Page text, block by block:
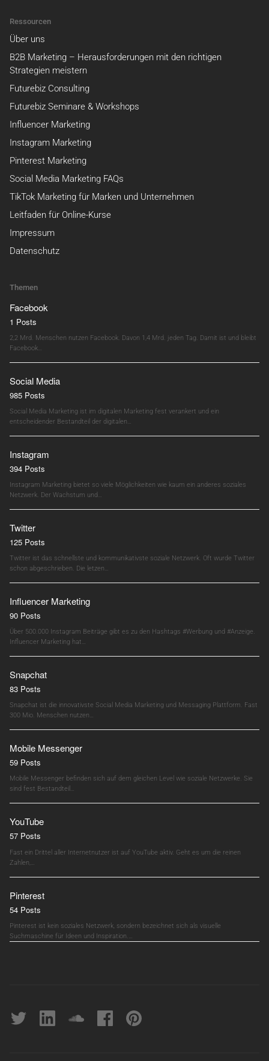
Ressourcen
Über uns
B2B Marketing – Herausforderungen mit den richtigen
Strategien meistern
Futurebiz Consulting
Futurebiz Seminare & Workshops
Influencer Marketing
Instagram Marketing
Pinterest Marketing
Social Media Marketing FAQs
TikTok Marketing für Marken und Unternehmen
Leitfaden für Online-Kurse
Impressum
Datenschutz
Themen
Facebook
1 Posts
2,2 Mrd. Menschen nutzen Facebook. Davon 1,4 Mrd. jeden Tag. Damit ist und bleibt
Facebook…
Social Media
985 Posts
Social Media Marketing ist im digitalen Marketing fest verankert und ein
entscheidender Bestandteil der digitalen…
Instagram
394 Posts
Instagram Marketing bietet so viele Möglichkeiten wie kaum ein anderes soziales
Netzwerk. Der Wachstum und…
Twitter
125 Posts
Twitter ist das schnellste und kommunikativste soziale Netzwerk. Oft wurde Twitter
schon abgeschrieben. Die letzen…
Influencer Marketing
90 Posts
Über 500.000 Instagram Beiträge gibt es zu den Hashtags #Werbung und #Anzeige.
Influencer Marketing hat…
Snapchat
83 Posts
Snapchat ist die innovativste Social Media Marketing und Messaging Plattform. Fast
300 Mio. Menschen nutzen…
Mobile Messenger
59 Posts
Mobile Messenger befinden sich auf dem gleichen Level wie soziale Netzwerke. Sie
sind fest Bestandteil…
YouTube
57 Posts
Fast ein Drittel aller Internetnutzer ist auf YouTube aktiv. Geht es um die reinen
Zahlen,…
Pinterest
54 Posts
Pinterest ist kein soziales Netzwerk, sondern bezeichnet sich als visuelle
Suchmaschine für Ideen und Inspiration.…
Twitter linkedin soundcloudFacebookpinterest